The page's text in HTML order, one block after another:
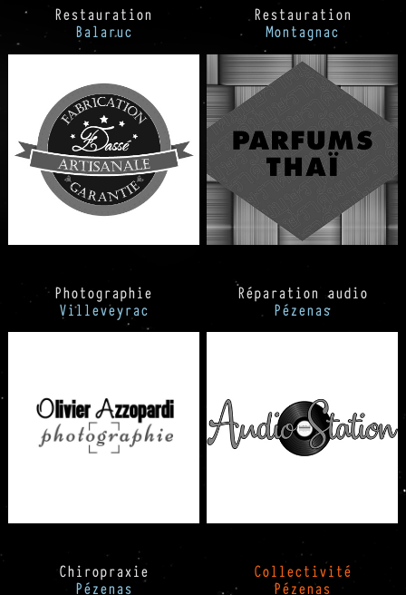
Restauration
Balaruc
Restauration
Montagnac
Photographie
Villeveyrac
Réparation audio
Pézenas
Chiropraxie
Pézenas
Collectivité
Pézenas